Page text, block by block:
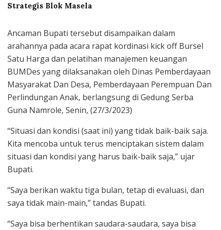
Strategis Blok Masela
Ancaman Bupati tersebut disampaikan dalam
arahannya pada acara rapat kordinasi kick off Bursel
Satu Harga dan pelatihan manajemen keuangan
BUMDes yang dilaksanakan oleh Dinas Pemberdayaan
Masyarakat Dan Desa, Pemberdayaan Perempuan Dan
Perlindungan Anak, berlangsung di Gedung Serba
Guna Namrole, Senin, (27/3/2023)
“Situasi dan kondisi (saat ini) yang tidak baik-baik saja.
Kita mencoba untuk terus menciptakan sistem dalam
situasi dan kondisi yang harus baik-baik saja,” ujar
Bupati.
“Saya berikan waktu tiga bulan, tetap di evaluasi, dan
saya tidak main-main,” tandas Bupati.
“Saya bisa berhentikan saudara-saudara, saya bisa